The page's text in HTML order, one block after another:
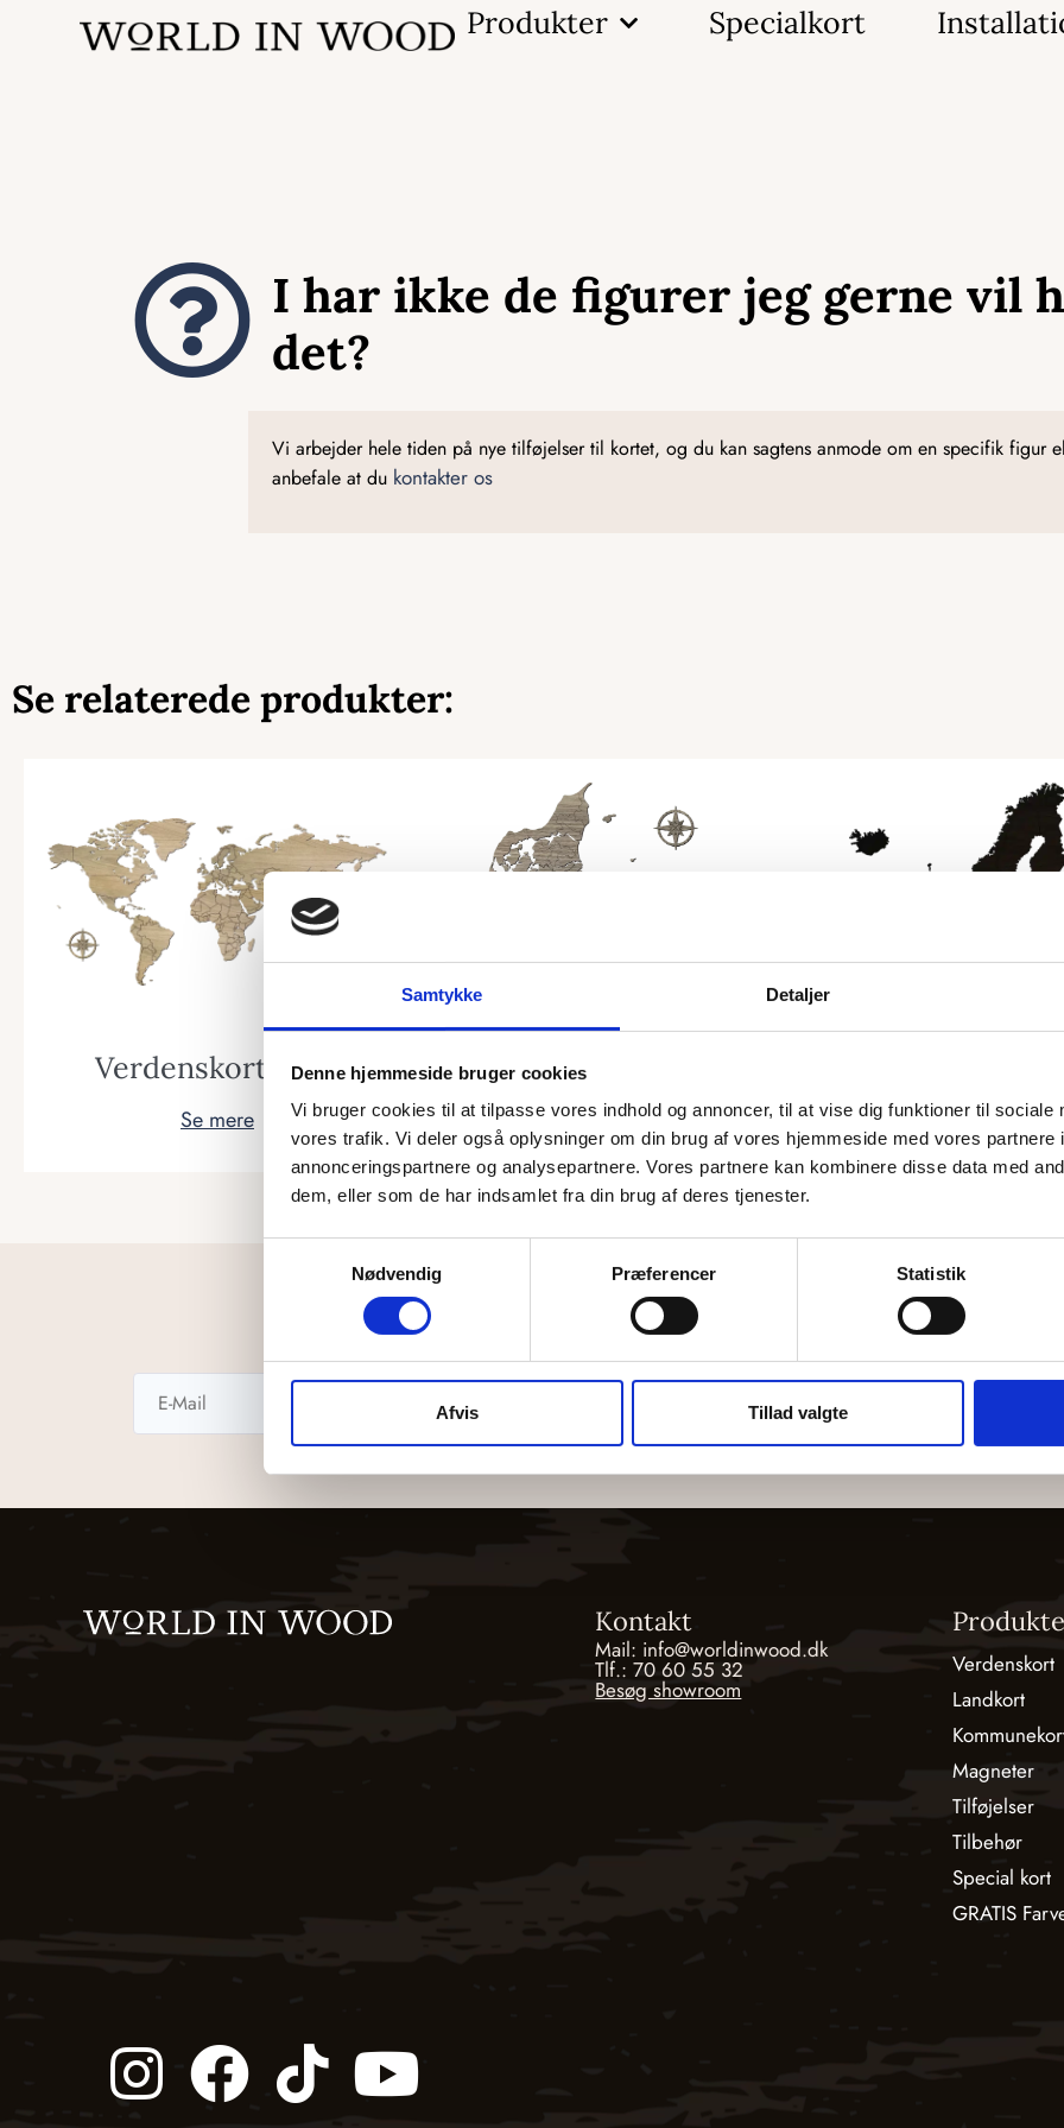
Samtykke Detaljer
Denne hjemmeside bruger cookies
Vi bruger cookies til at tilpasse vores indhold og annoncer, til at vise dig funktioner til sociale
vores trafik. Vi deler også oplysninger om din brug af vores hjemmeside med vores partnere
annonceringspartnere og analysepartnere. Vores partnere kan kombinere disse data med
dem, eller som de har indsamlet fra din brug af deres tjenester.
Nødvendig
Præferencer Statistik
Afvis Tillad valgte
Produkter Specialkort
I har ikke de figurer jeg gerne vil
det?
Vi arbejder hele tiden på nye tilføjelser til kortet, og du kan sagtens anmode om en specifik figur
anbefale at du kontakter os
Se relaterede produkter:
Verdenskort i træ
Se mere
Danmarkskort i træ
Se mere Se mere
Hold dig opdateret
Subscribe til vores nyhedsbrev
Kontakt
Mail: info@worldinwood.dk
Tlf.: 70 60 55 32
Besøg showroom
Verdenskort
Landkort
Magneter
Tilføjelser
Tilbehør
Special kort
GRATIS